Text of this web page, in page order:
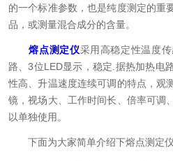
的一个标准参数，也是纯度测定的重
品，或测量混合成分的含量。
熔点测定仪采用高稳定性温度
路、3位LED显示，稳定.据热加热电
性高、升温速度连续可调的特点，观
镜，视场大、工作时间长、倍率可调
以单独使用。
下面为大家简单介绍下熔点测定仪